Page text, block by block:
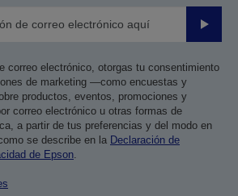
Enviar
correo electrónico, otorgas tu consentimiento
de marketing —como encuestas y
productos, eventos, promociones y
correo electrónico u otras formas de
a partir de tus preferencias y del modo en
se describe en la Declaración de
de Epson